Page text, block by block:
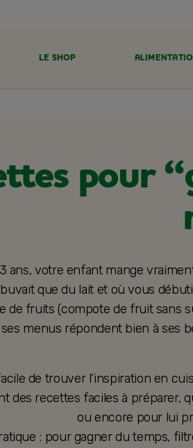
LE SHOP
pour
ans, votre enfant mange
que du lait et où vous
de fruits (compote de fruit sans
menus répondent bien à ses
de trouver l’inspiration en
des recettes faciles à préparer,
ou encore pour lui
: pour gagner du temps,